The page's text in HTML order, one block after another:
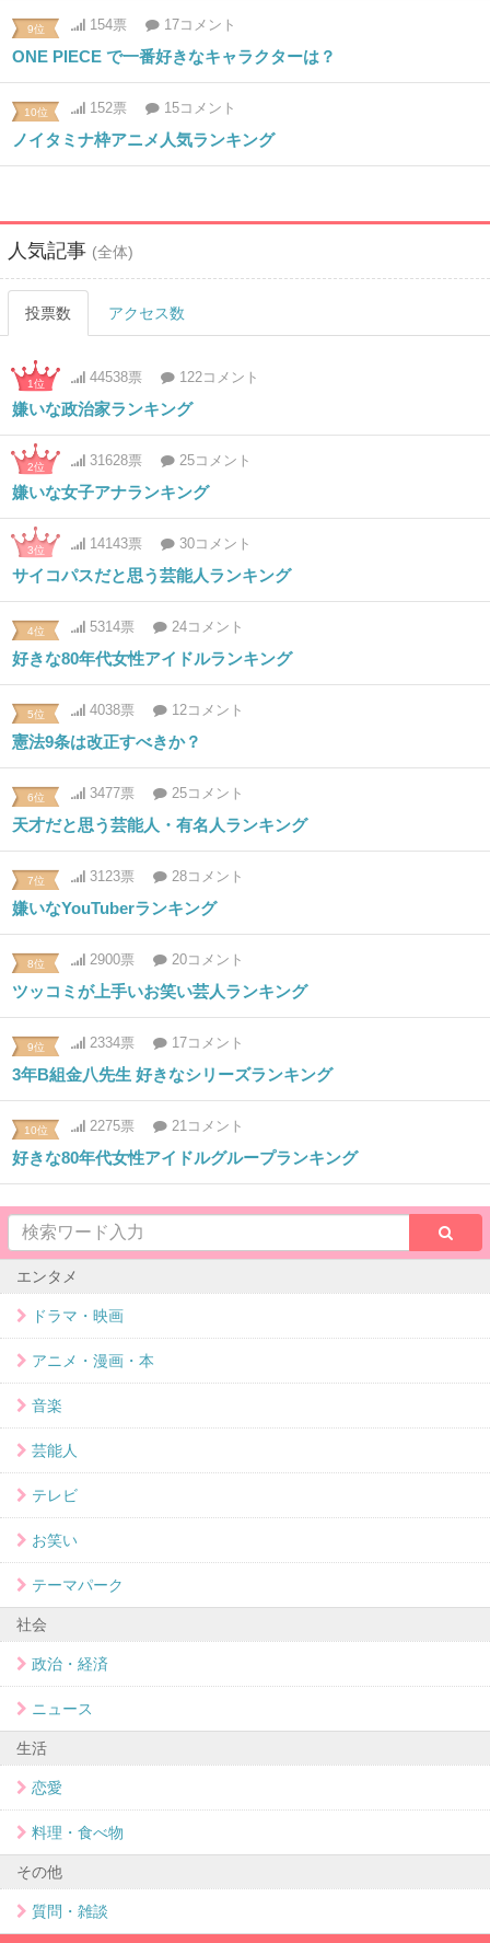
9位 154票 17コメント
ONE PIECE で一番好きなキャラクターは？
10位 152票 15コメント
ノイタミナ枠アニメ人気ランキング
人気記事 (全体)
投票数 アクセス数
1位 44538票 122コメント
嫌いな政治家ランキング
2位 31628票 25コメント
嫌いな女子アナランキング
3位 14143票 30コメント
サイコパスだと思う芸能人ランキング
4位 5314票 24コメント
好きな80年代女性アイドルランキング
5位 4038票 12コメント
憲法9条は改正すべきか？
6位 3477票 25コメント
天才だと思う芸能人・有名人ランキング
7位 3123票 28コメント
嫌いなYouTuberランキング
8位 2900票 20コメント
ツッコミが上手いお笑い芸人ランキング
9位 2334票 17コメント
3年B組金八先生 好きなシリーズランキング
10位 2275票 21コメント
好きな80年代女性アイドルグループランキング
エンタメ
ドラマ・映画
アニメ・漫画・本
音楽
芸能人
テレビ
お笑い
テーマパーク
社会
政治・経済
ニュース
生活
恋愛
料理・食べ物
その他
質問・雑談